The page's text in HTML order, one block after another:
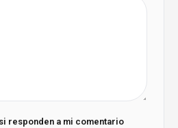
responden a mi comentario